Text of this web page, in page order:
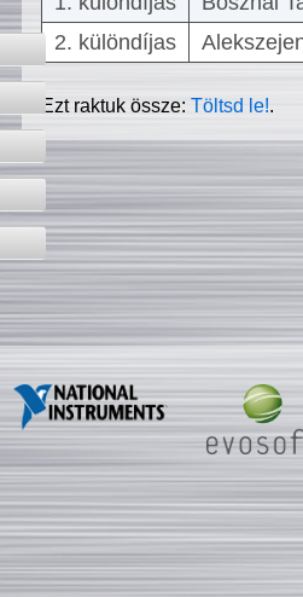
2. különdíjas
Ezt raktuk össze:Töltsd le!.